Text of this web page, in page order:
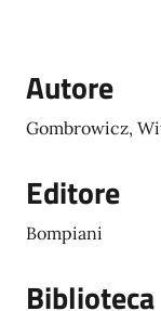
Autore
Gombrowicz,
Editore
Bompiani
Biblioteca